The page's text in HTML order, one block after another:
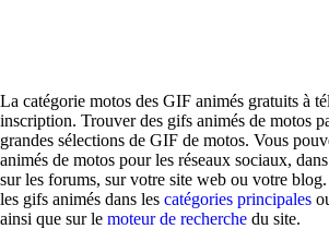
La catégorie motos des GIF animés gratuits à
inscription. Trouver des gifs animés de motos
grandes sélections de GIF de motos. Vous
animés de motos pour les réseaux sociaux,
sur les forums, sur votre site web ou votre
les gifs animés dans les catégories principales
ainsi que sur le moteur de recherche du site.